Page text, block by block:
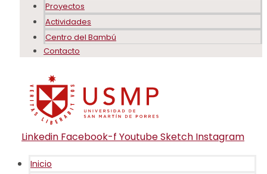
Proyectos
Actividades
Centro del Bambú
Contacto
Linkedin Facebook-f YoutubeSketch Instagram
Inicio